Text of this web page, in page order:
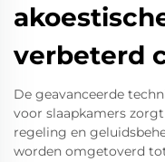
verbeterd
De geavanceerde
voor slaapkamers
regeling en
worden omgetoverd